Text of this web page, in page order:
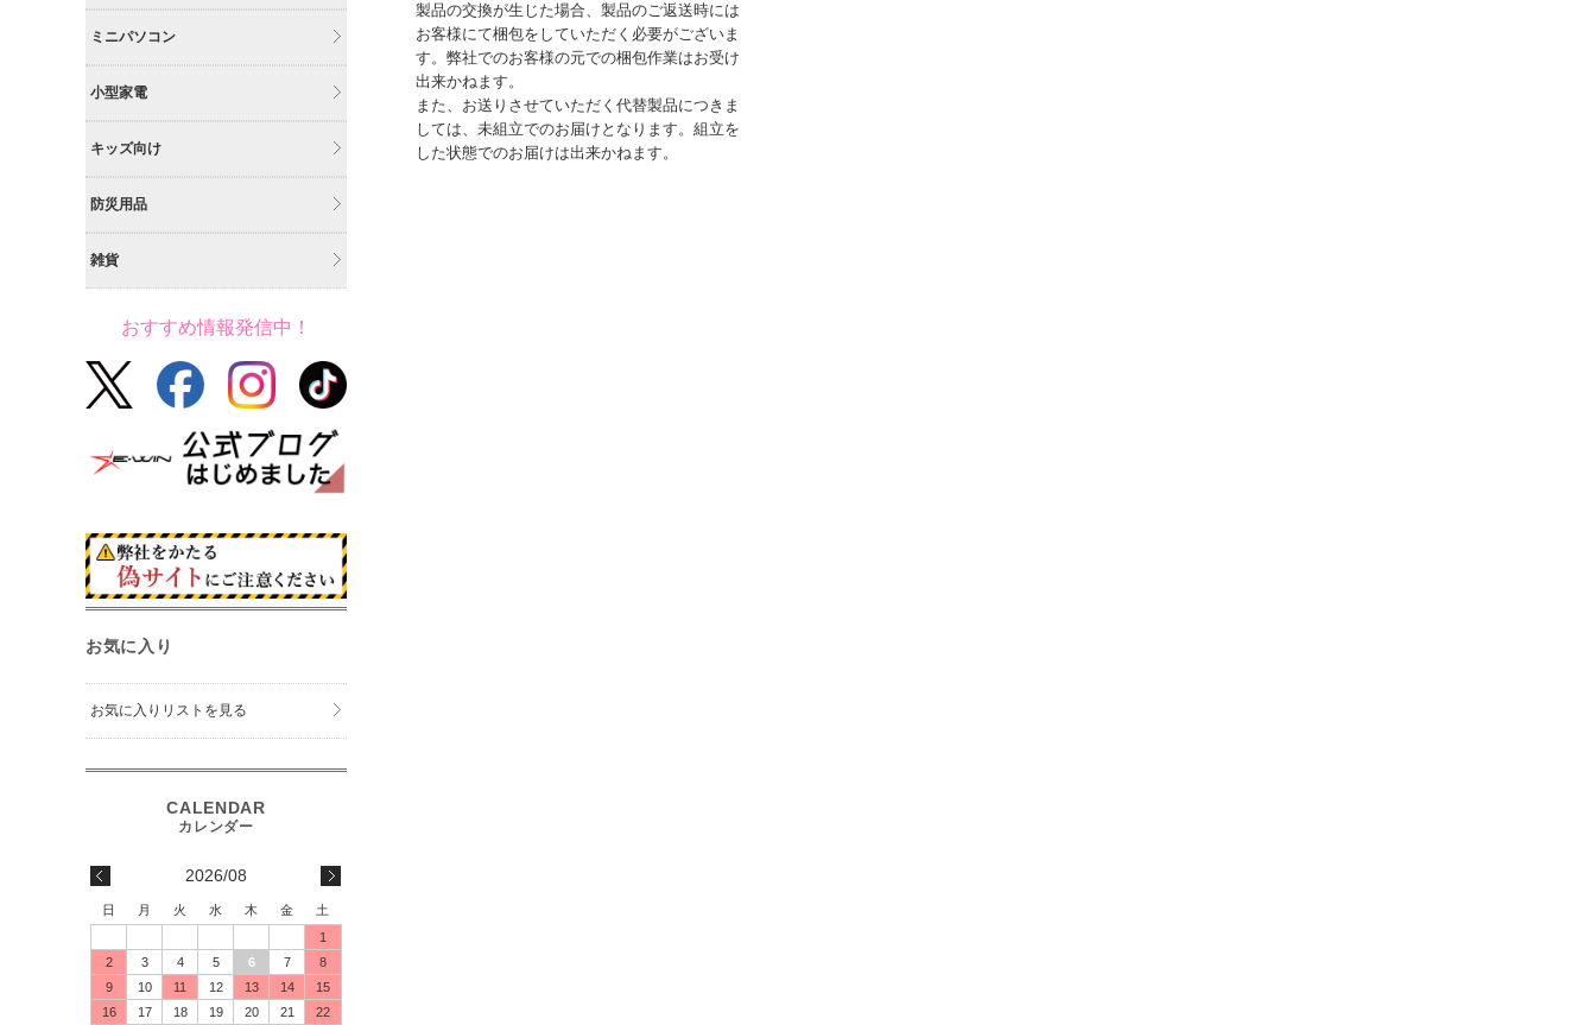
製品の交換が生じた場合、製品のご返送時には
お客様にて梱包をしていただく必要がございま
す。弊社でのお客様の元での梱包作業はお受け
出来かねます。
また、お送りさせていただく代替製品につきま
しては、未組立でのお届けとなります。組立を
した状態でのお届けは出来かねます。
ミニパソコン
小型家電
キッズ向け
防災用品
雑貨
おすすめ情報発信中！
お気に入り
お気に入りリストを見る
2026/08
日 月 火 水 木 金
土
1
2
3 4 5 6 7
8
9
10 11 12 13 14
15
16
17 18 19 20 21 22